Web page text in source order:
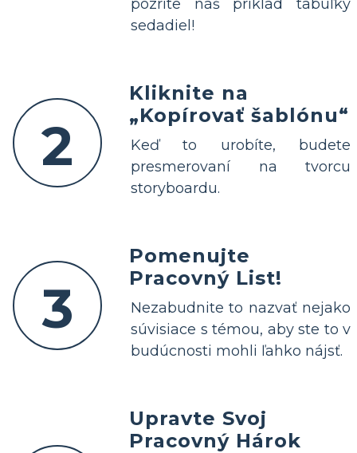
pozrite náš príklad tabuľky
sedadiel!
2
Kliknite na
„Kopírovať šablónu“
Keď to urobíte, budete
presmerovaní na tvorcu
storyboardu.
3
Pomenujte
Pracovný List!
Nezabudnite to nazvať nejako
súvisiace s témou, aby ste to v
budúcnosti mohli ľahko nájsť.
Upravte Svoj
Pracovný Hárok